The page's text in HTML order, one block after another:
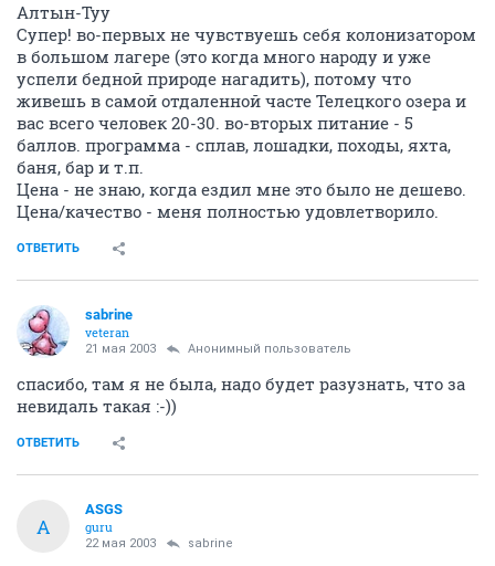
Алтын-Туу
Супер! во-первых не чувствуешь себя колонизатором
в большом лагере (это когда много народу и уже
успели бедной природе нагадить), потому что
живешь в самой отдаленной часте Телецкого озера и
вас всего человек 20-30. во-вторых питание - 5
баллов. программа - сплав, лошадки, походы, яхта,
баня, бар и т.п.
Цена - не знаю, когда ездил мне это было не дешево.
Цена/качество - меня полностью удовлетворило.
ОТВЕТИТЬ
sabrine
veteran
21 мая 2003 Анонимный пользователь
спасибо, там я не была, надо будет разузнать, что за
невидаль такая :-))
ОТВЕТИТЬ
A
ASGS
guru
22 мая 2003 sabrine